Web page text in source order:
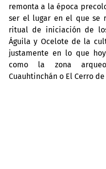
remonta a la época
ser el lugar en el que se
ritual de iniciación de
Águila y Ocelote de la
justamente en lo que
como la zona
Cuauhtinchán o El Cerro